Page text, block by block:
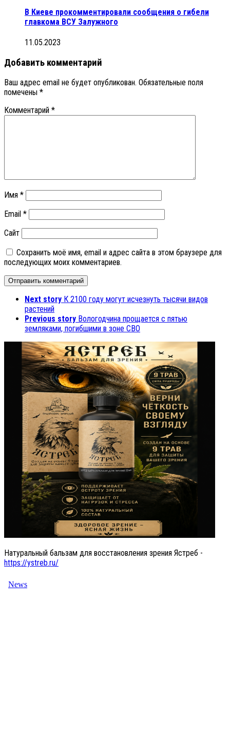
В Киеве прокомментировали сообщения о гибели
главкома ВСУ Залужного
11.05.2023
Добавить комментарий
Ваш адрес email не будет опубликован. Обязательные поля
помечены *
Комментарий *
Имя *
Email *
Сайт
Сохранить моё имя, email и адрес сайта в этом браузере для
последующих моих комментариев.
Next story К 2100 году могут исчезнуть тысячи видов
растений
Previous story Вологодчина прощается с пятью
земляками, погибшими в зоне СВО
Натуральный бальзам для восстановления зрения Ястреб -
https://ystreb.ru/